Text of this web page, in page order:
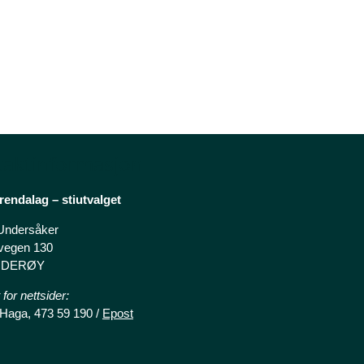
– stiutvalget
130
nettsider:
473 59 190 / Epost